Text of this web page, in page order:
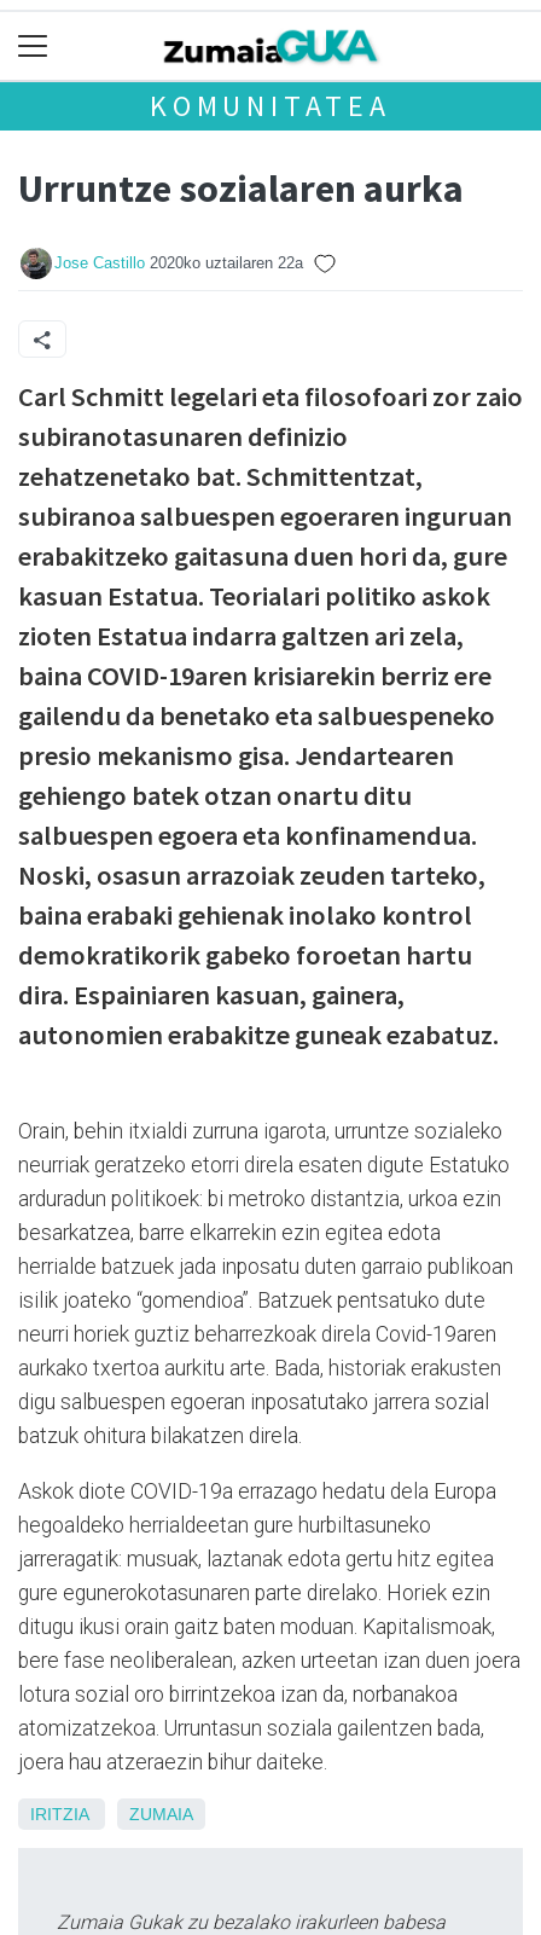
KOMUNITATEA
Urruntze sozialaren aurka
Jose Castillo 2020ko uztailaren 22a
Carl Schmitt legelari eta filosofoari zor zaio
subiranotasunaren definizio
zehatzenetako bat. Schmittentzat,
subiranoa salbuespen egoeraren inguruan
erabakitzeko gaitasuna duen hori da, gure
kasuan Estatua. Teorialari politiko askok
zioten Estatua indarra galtzen ari zela,
baina COVID-19aren krisiarekin berriz ere
gailendu da benetako eta salbuespeneko
presio mekanismo gisa. Jendartearen
gehiengo batek otzan onartu ditu
salbuespen egoera eta konfinamendua.
Noski, osasun arrazoiak zeuden tarteko,
baina erabaki gehienak inolako kontrol
demokratikorik gabeko foroetan hartu
dira. Espainiaren kasuan, gainera,
autonomien erabakitze guneak ezabatuz.
Orain, behin itxialdi zurruna igarota, urruntze sozialeko
neurriak geratzeko etorri direla esaten digute Estatuko
arduradun politikoek: bi metroko distantzia, urkoa ezin
besarkatzea, barre elkarrekin ezin egitea edota
herrialde batzuek jada inposatu duten garraio publikoan
isilik joateko “gomendioa”. Batzuek pentsatuko dute
neurri horiek guztiz beharrezkoak direla Covid-19aren
aurkako txertoa aurkitu arte. Bada, historiak erakusten
digu salbuespen egoeran inposatutako jarrera sozial
batzuk ohitura bilakatzen direla.
Askok diote COVID-19a errazago hedatu dela Europa
hegoaldeko herrialdeetan gure hurbiltasuneko
jarreragatik: musuak, laztanak edota gertu hitz egitea
gure egunerokotasunaren parte direlako. Horiek ezin
ditugu ikusi orain gaitz baten moduan. Kapitalismoak,
bere fase neoliberalean, azken urteetan izan duen joera
lotura sozial oro birrintzekoa izan da, norbanakoa
atomizatzekoa. Urruntasun soziala gailentzen bada,
joera hau atzeraezin bihur daiteke.
IRITZIA ZUMAIA
Zumaia Gukak zu bezalako irakurleen babesa